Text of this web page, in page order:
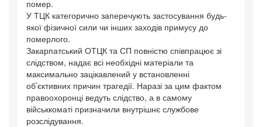
помер.
У ТЦК категорично заперечують застосування будь-
якої фізичної сили чи інших заходів примусу до
померлого.
Закарпатський ОТЦК та СП повністю співпрацює зі
слідством, надає всі необхідні матеріали та
максимально зацікавлений у встановленні
об’єктивних причин трагедії. Наразі за цим фактом
правоохоронці ведуть слідство, а в самому
військкоматі призначили внутрішнє службове
розслідування.